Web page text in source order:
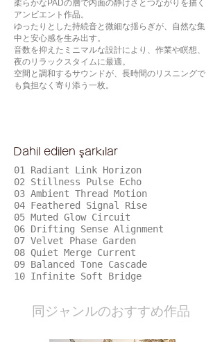
柔らかなPADの層で内面の静けさとつながりを描く
アンビエント作品。
ゆったりとした持続音と微細な揺らぎが、自然な集
中と安心感を生み出す。
音数を抑えたミニマルな設計により、作業や瞑想、
夜のリラックスタイムに最適。
空間と調和するサウンドが、長時間のリスニングで
も負担なく寄り添う一枚。
Dahil edilen şarkılar
01 Radiant Link Horizon
02 Stillness Pulse Echo
03 Ambient Thread Motion
04 Feathered Signal Rise
05 Muted Glow Circuit
06 Drifting Sense Alignment
07 Velvet Phase Garden
08 Quiet Merge Current
09 Balanced Tone Cascade
10 Infinite Soft Bridge
​同ジャンルのおすすめ作品